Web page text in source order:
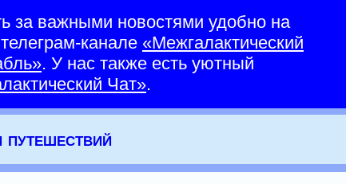
за важными новостями удобно на
канале «Межгалактический
. У нас также есть уютный
Чат».
путешествий